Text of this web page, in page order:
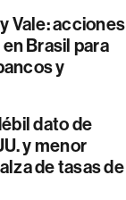
Vale: acciones
Brasil para
y
dato de
y menor
de tasas de